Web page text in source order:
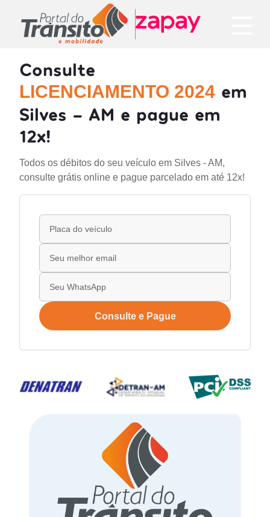
Consulte
LICENCIAMENTO 2024 em
Silves - AM e pague em
12x!
Todos os débitos do seu veículo em Silves - AM,
consulte grátis online e pague parcelado em até 12x!
Consulte e Pague